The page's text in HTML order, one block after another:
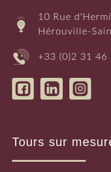
10 Rue
Hérouville-
+33 (0)2 31 46
Tours sur